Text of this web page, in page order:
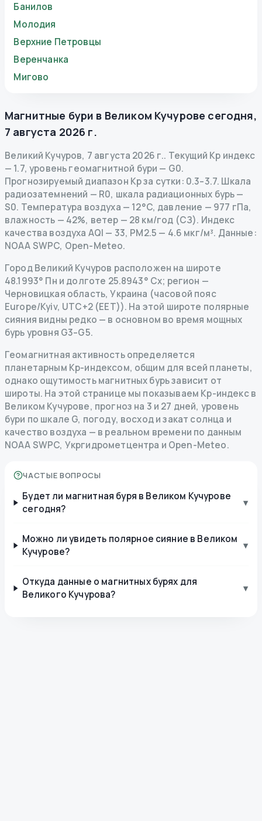
Банилов
Молодия
Верхние Петровцы
Веренчанка
Мигово
Магнитные бури в Великом Кучурове сегодня,
7 августа 2026 г.
Великий Кучуров, 7 августа 2026 г.. Текущий Kp индекс
— 1.7,уровень геомагнитной бури — G0.
Прогнозируемый диапазон Kp за сутки: 0.3–3.7. Шкала
радиозатемнений — R0, шкала радиационных бурь—
S0. Температура воздуха — 12°C, давление — 977 гПа,
влажность — 42%, ветер — 28 км/год (СЗ). Индекс
качества воздуха AQI — 33, PM2.5 — 4.6 мкг/м³. Данные:
NOAA SWPC, Open-Meteo.
Город Великий Кучуров расположен на широте
48.1993° Пн и долготе 25.8943° Сх; регион —
Черновицкая область, Украина (часовой пояс
Europe/Kyiv, UTC+2 (EET)). На этой широте полярные
сияния видны редко — в основном во время мощных
бурь уровня G3–G5.
Геомагнитная активность определяется
планетарным Kp-индексом, общим для всей планеты,
однако ощутимость магнитных бурь зависит от
широты. На этой странице мы показываем Kp-индекс в
Великом Кучурове, прогноз на 3 и 27 дней, уровень
бури по шкале G, погоду, восход и закат солнца и
качество воздуха — в реальном времени по данным
NOAA SWPC, Укргидрометцентра и Open-Meteo.
ЧАСТЫЕ ВОПРОСЫ
Будет ли магнитная буря в Великом Кучурове
сегодня?
▾
Можно ли увидеть полярное сияние в Великом
Кучурове?
▾
Откуда данные о магнитных бурях для
Великого Кучурова?
▾